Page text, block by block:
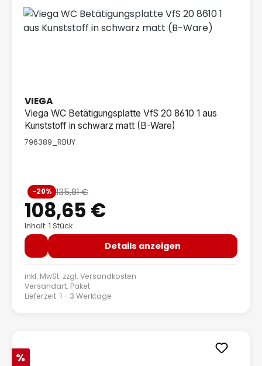
VIEGA
Viega WC Betätigungsplatte VfS 20 8610 1 aus
Kunststoff in schwarz matt (B-Ware)
796389_RBUY
Verkaufspreis:
108,65 €
Regulärer Preis:
135,81 €
-20%
Inhalt: 1 Stück
Details anzeigen
inkl. MwSt. zzgl. Versandkosten
Versandart: Paket
Lieferzeit: 1 - 3 Werktage
Rabatt
%